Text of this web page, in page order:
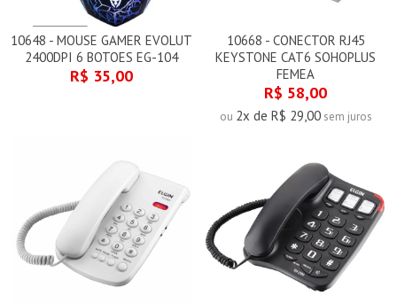
10648 - MOUSE GAMER EVOLUT
2400DPI 6 BOTOES EG-104
R$ 35,00
10668 - CONECTOR RJ45
KEYSTONE CAT6 SOHOPLUS
FEMEA
R$ 58,00
ou 2x de R$ 29,00sem juros